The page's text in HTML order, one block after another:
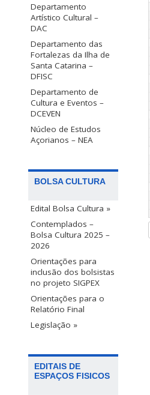
Departamento
Artístico Cultural –
DAC
Departamento das
Fortalezas da Ilha de
Santa Catarina –
DFISC
Departamento de
Cultura e Eventos –
DCEVEN
Núcleo de Estudos
Açorianos – NEA
BOLSA CULTURA
Edital Bolsa Cultura »
Contemplados –
Bolsa Cultura 2025 –
2026
Orientações para
inclusão dos bolsistas
no projeto SIGPEX
Orientações para o
Relatório Final
Legislação »
EDITAIS DE
ESPAÇOS FISICOS